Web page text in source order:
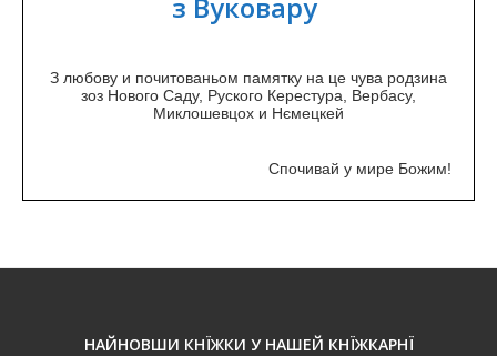
З любову и почитованьом памятку на це чува родзина
зоз Нового Саду, Руского Керестура, Вербасу,
Миклошевцох и Нємецкей
Спочивай у мире Божим!
НАЙНОВШИ КНЇЖКИ У НАШЕЙ КНЇЖКАРНЇ